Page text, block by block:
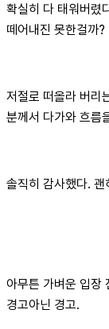
확실히 다 태워버렸
떼어내진 못한걸까?
저절로 떠올라 버리
분께서 다가와 흐름
솔직히 감사했다.
아무튼 가벼운 입장
경고아닌 경고.